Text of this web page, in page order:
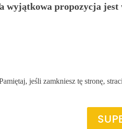
wyjątkowa propozycja
jeśli zamkniesz tę stronę,